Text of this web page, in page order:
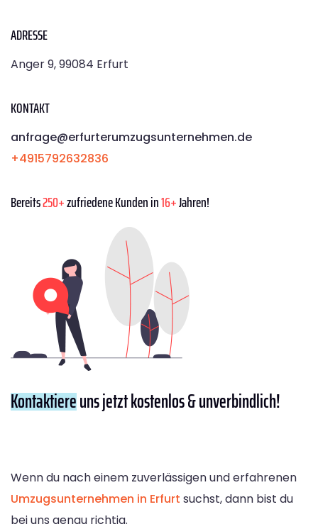
ADRESSE
Anger 9, 99084 Erfurt
KONTAKT
anfrage@erfurterumzugsunternehmen.de
+4915792632836
Bereits250+zufriedene Kunden in16+Jahren!
Kontaktiereuns jetzt kostenlos & unverbindlich!
Wenn du nach einem zuverlässigen und erfahrenen
Umzugsunternehmen in Erfurt suchst, dann bist du
bei uns genau richtig.